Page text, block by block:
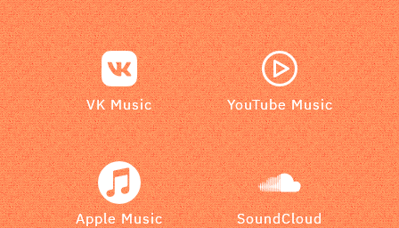
VK Music YouTube Music
Apple Music SoundCloud